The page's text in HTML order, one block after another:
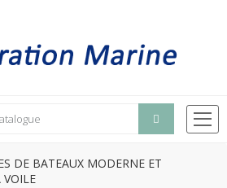
DE BATEAUX MODERNE ET
VOILE